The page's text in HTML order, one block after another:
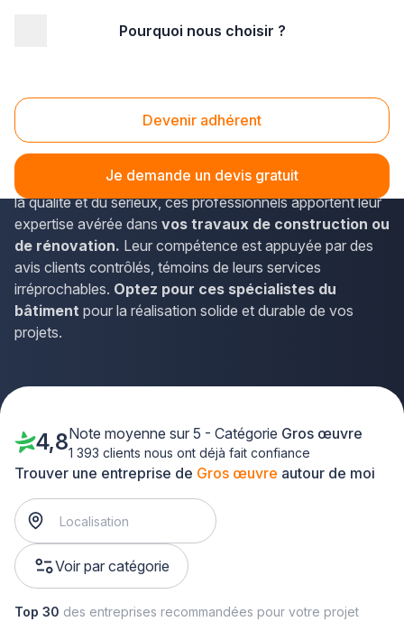
Pourquoi nous choisir ?
Devenir adhérent
Je demande un devis gratuit
Gros Oeuvre
Faites connaissance avec des adhérents Plus que pro
issus desmeilleurs corps de métier du gros œuvre et
de la maçonnerie, à proximité de chez vous. Garants de
la qualité et du sérieux, ces professionnels apportent leur
expertise avérée dans vos travaux de construction ou
de rénovation. Leur compétence est appuyée par des
avis clients contrôlés, témoins de leurs services
irréprochables. Optez pour ces spécialistes du
bâtiment pour la réalisation solide et durable de vos
projets.
Trouver une entreprise de Gros œuvre autour de moi
Voir par catégorie
4,8Note moyenne sur 5 - Catégorie Gros œuvre
1 393 clients nous ont déjà fait confiance
Top 30 des entreprises recommandées pour votre projet